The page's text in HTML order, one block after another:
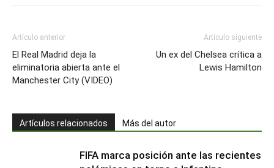
Artículo anterior
El Real Madrid deja la
eliminatoria abierta ante el
Manchester City (VIDEO)
Artículo siguiente
Un ex del Chelsea crítica a
Lewis Hamilton
Artículos relacionados Más del autor
FIFA marca posición ante las recientes